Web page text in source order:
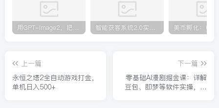
用GPT-Image2，把一段武打对决拆成24个连续镜头，从人物建立、动作衔接、运镜节奏，到情绪爆发 智能获客系统2.0实战课：送7亿客源+现成机器+专家辅导，零基础搭建自动化获客变现全流程
上一篇
永恒之塔2全自动游戏打金，
单机日入500+
下一篇
零基础AI漫剧掘金课：详解
豆包、即梦等软件实操，依